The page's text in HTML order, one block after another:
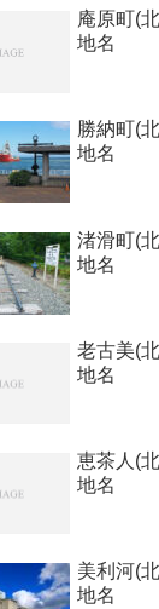
庵原町(
地名
勝納町(
地名
渚滑町(
地名
老古美(
地名
恵茶人(
地名
美利河(
地名